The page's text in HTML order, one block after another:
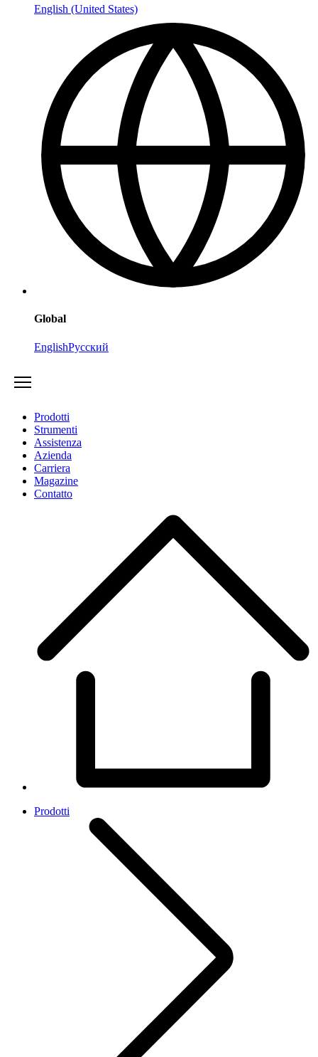
English (United States)
Global
EnglishРусский
Prodotti
Strumenti
Assistenza
Azienda
Carriera
Magazine
Contatto
Prodotti